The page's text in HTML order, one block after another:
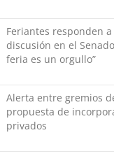
Feriantes responden
discusión en el
feria es un orgullo”
Alerta entre gremios
propuesta de
privados